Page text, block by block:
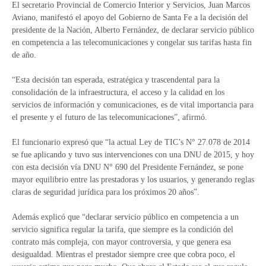
El secretario Provincial de Comercio Interior y Servicios, Juan Marcos
Aviano, manifestó el apoyo del Gobierno de Santa Fe a la decisión del
presidente de la Nación, Alberto Fernández, de declarar servicio público
en competencia a las telecomunicaciones y congelar sus tarifas hasta fin
de año.
“Esta decisión tan esperada, estratégica y trascendental para la
consolidación de la infraestructura, el acceso y la calidad en los
servicios de información y comunicaciones, es de vital importancia para
el presente y el futuro de las telecomunicaciones”, afirmó.
El funcionario expresó que “la actual Ley de TIC’s N° 27.078 de 2014
se fue aplicando y tuvo sus intervenciones con una DNU de 2015, y hoy
con esta decisión vía DNU N° 690 del Presidente Fernández, se pone
mayor equilibrio entre las prestadoras y los usuarios, y generando reglas
claras de seguridad jurídica para los próximos 20 años”.
Además explicó que “declarar servicio público en competencia a un
servicio significa regular la tarifa, que siempre es la condición del
contrato más compleja, con mayor controversia, y que genera esa
desigualdad. Mientras el prestador siempre cree que cobra poco, el